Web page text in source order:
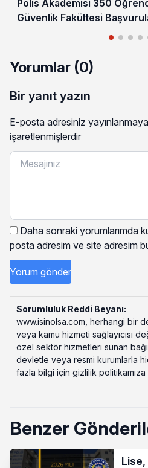
Polis Akademisi 350
Güvenlik Fakültesi
Yorumlar (0)
Bir yanıt yazın
E-posta adresiniz
işaretlenmişlerdir
Daha sonraki yorumlarımda
posta adresim ve site adresim
Sorumluluk Reddi Beyanı:
www.isinolsa.com, herhangi bir
veya kamu hizmeti sağlayıcısı
özel sektör hizmetleri sunan
devletle veya resmi kurumlarla
fazla bilgi için gizlilik politikamıza
Benzer
Lise,